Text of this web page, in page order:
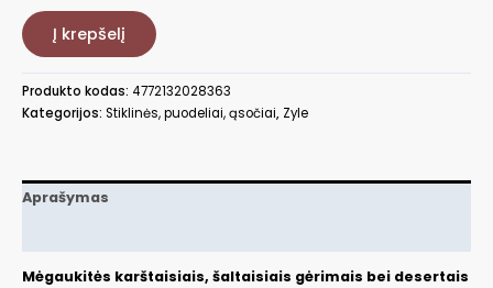
Termo
stiklinės
Zyle
ml,
ZY8110SDG
Į krepšelį
Produkto kodas: 4772132028363
Kategorijos: Stiklinės, puodeliai, ąsočiai, Zyle
Aprašymas
Mėgaukitės karštaisiais, šaltaisiais gėrimais bei desertais